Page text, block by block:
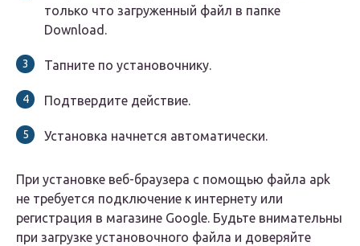
только что загруженный файл в папке
Download.
Тапните по установочнику.
Подтвердите действие.
Установка начнется автоматически.
При установке веб-браузера с помощью файла apk
не требуется подключение к интернету или
регистрация в магазине Google. Будьте внимательны
при загрузке установочного файла и доверяйте